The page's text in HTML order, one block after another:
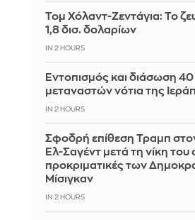
Τομ Χόλαντ-Ζεντάγια: Το
1,8 δισ. δολαρίων
IN 2 HOURS
Εντοπισμός και διάσωση 40
μεταναστών νότια της
IN 2 HOURS
Σφοδρή επίθεση Τραμπ
Ελ-Σαγέντ μετά τη νίκη του
προκριματικές των
Μίσιγκαν
IN 2 HOURS